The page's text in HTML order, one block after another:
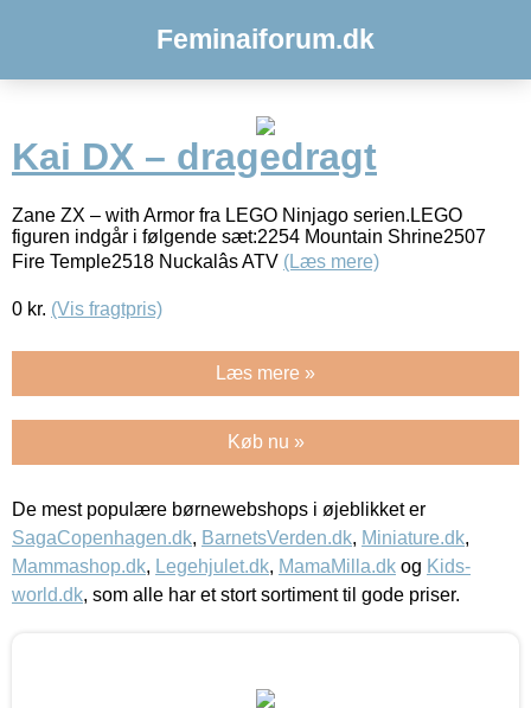
Feminaiforum.dk
Kai DX – dragedragt
Zane ZX – with Armor fra LEGO Ninjago serien.LEGO
figuren indgår i følgende sæt:2254 Mountain Shrine2507
Fire Temple2518 Nuckalâs ATV (Læs mere)
0 kr. (Vis fragtpris)
Læs mere »
Køb nu »
De mest populære børnewebshops i øjeblikket er
SagaCopenhagen.dk, BarnetsVerden.dk, Miniature.dk,
Mammashop.dk, Legehjulet.dk, MamaMilla.dk og Kids-
world.dk, som alle har et stort sortiment til gode priser.